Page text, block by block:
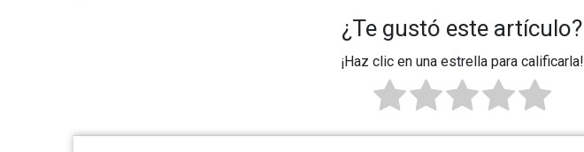
¿Te gustó este artículo?
¡Haz clic en una estrella para calificarla!